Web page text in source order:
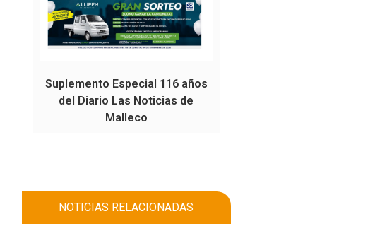
Suplemento Especial 116 años
del Diario Las Noticias de
Malleco
NOTICIAS RELACIONADAS